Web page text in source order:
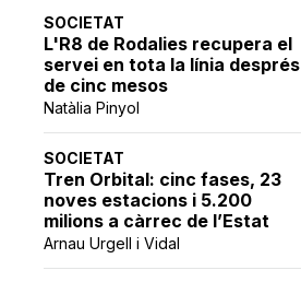
SOCIETAT
L'R8 de Rodalies recupera el
servei en tota la línia després
de cinc mesos
Natàlia Pinyol
SOCIETAT
Tren Orbital: cinc fases, 23
noves estacions i 5.200
milions a càrrec de l’Estat
Arnau Urgell i Vidal